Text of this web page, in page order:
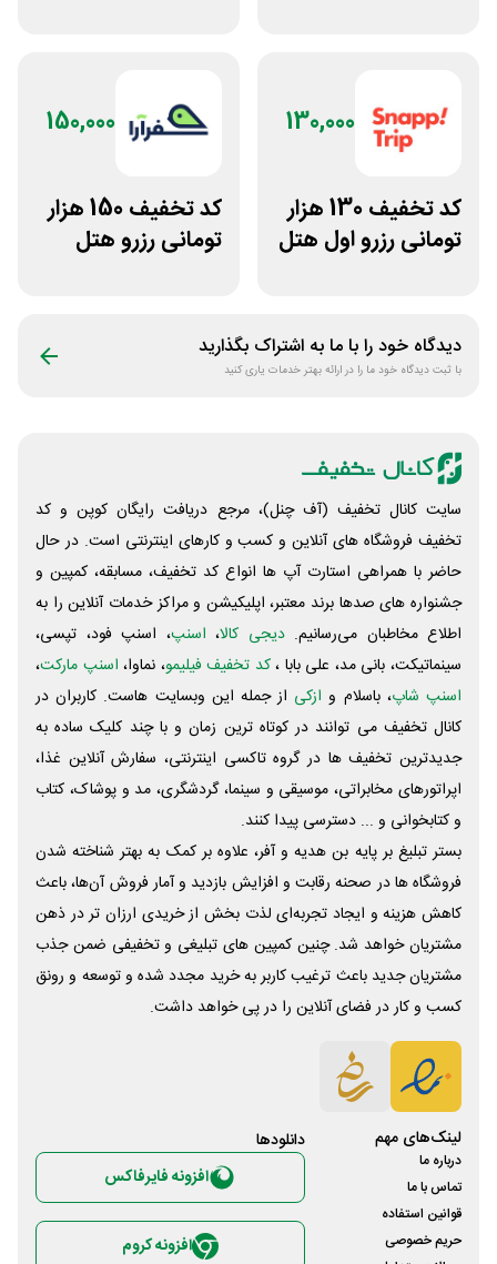
130,000
کد تخفیف 130 هزار
تومانی رزرو اول هتل
150,000
کد تخفیف 150 هزار
تومانی رزرو هتل
دیدگاه خود را با ما به اشتراک بگذارید
با ثبت دیدگاه خود ما را در ارائه بهتر خدمات یاری کنید
سایت کانال تخفیف (آف چنل)، مرجع دریافت رایگان کوپن و کد
تخفیف فروشگاه های آنلاین و کسب و‌ کارهای اینترنتی است. در حال
حاضر با همراهی استارت آپ ها انواع کد تخفیف، مسابقه، کمپین و
جشنواره های صدها برند معتبر، اپلیکیشن و مراکز خدمات آنلاین را به
اطلاع مخاطبان می‌رسانیم. دیجی کالا، اسنپ، اسنپ فود، تپسی،
سینماتیکت، بانی مد، علی‌ بابا ،کد تخفیف فیلیمو، نماوا، اسنپ مارکت،
اسنپ شاپ، باسلام و ازکی از جمله این وبسایت ‌هاست. کاربران در
کانال تخفیف می توانند در کوتاه ترین زمان و با چند کلیک ساده به
جدیدترین تخفیف ها در گروه تاکسی اینترنتی، سفارش آنلاین غذا،
اپراتورهای مخابراتی، موسیقی و سینما، گردشگری، مد و پوشاک، کتاب
و کتابخوانی و ... دسترسی پیدا کنند.
بستر تبلیغ بر پایه بن هدیه و آفر، علاوه بر کمک به بهتر شناخته شدن
فروشگاه ها در صحنه رقابت و افزایش بازدید و آمار فروش آن‌ها، باعث
کاهش هزینه و ایجاد تجربه‌ای لذت بخش از خریدی ارزان تر در ذهن
مشتریان خواهد شد. چنین کمپین های تبلیغی و تخفیفی ضمن جذب
مشتریان جدید باعث ترغیب کاربر به خرید مجدد شده و توسعه و رونق
کسب و کار در فضای آنلاین را در پی خواهد داشت.
لینک‌های مهم
درباره ما
تماس با ما
قوانین استفاده
حریم خصوصی
دانلود‌ها
افزونه فایرفاکس
افزونه کروم